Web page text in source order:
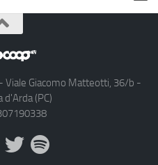
Viale Giacomo Matteotti, 36/b -
d'Arda (PC)